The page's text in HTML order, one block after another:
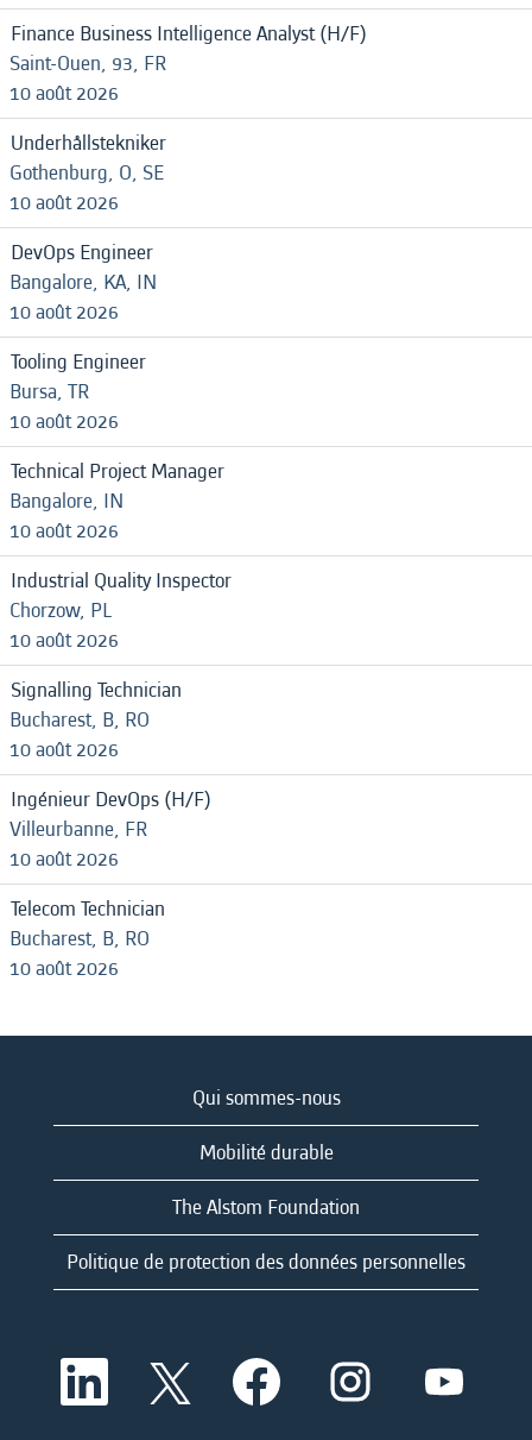
Finance Business Intelligence Analyst (H/F)
Saint-Ouen, 93, FR
10 août 2026
Underhållstekniker
Gothenburg, O, SE
10 août 2026
DevOps Engineer
Bangalore, KA, IN
10 août 2026
Tooling Engineer
Bursa, TR
10 août 2026
Technical Project Manager
Bangalore, IN
10 août 2026
Industrial Quality Inspector
Chorzow, PL
10 août 2026
Signalling Technician
Bucharest, B, RO
10 août 2026
Ingénieur DevOps (H/F)
Villeurbanne, FR
10 août 2026
Telecom Technician
Bucharest, B, RO
10 août 2026
Qui sommes-nous
Mobilité durable
The Alstom Foundation
Politique de protection des données personnelles
S
o
S
’
o
S
o